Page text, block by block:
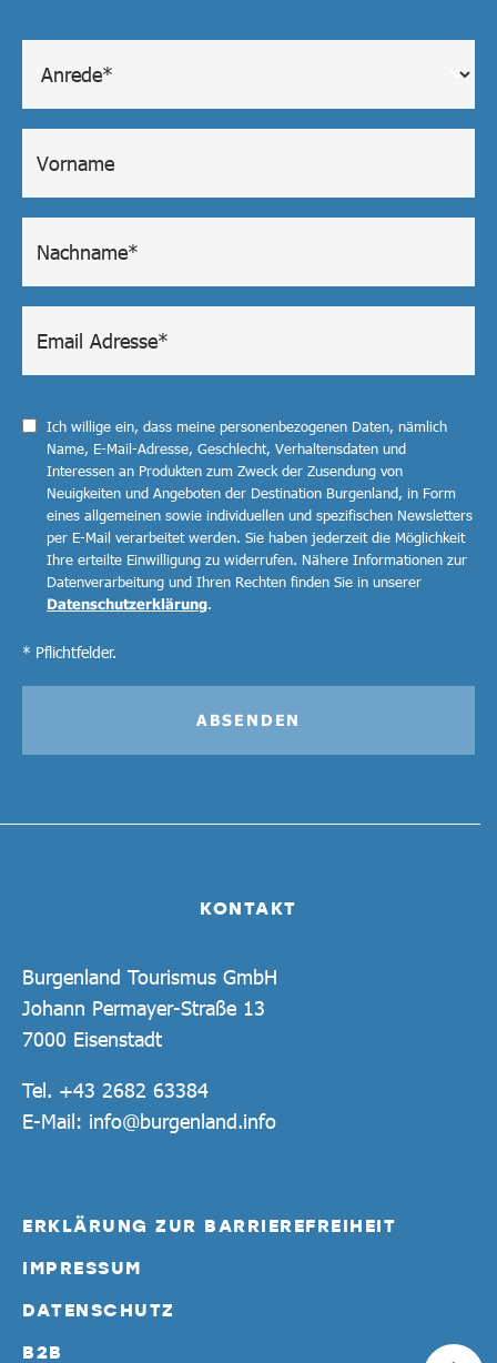
KONTAKT
Burgenland Tourismus GmbH
Johann Permayer-Straße 13
7000 Eisenstadt
Tel. +43 2682 63384
E-Mail: info@burgenland.info
ERKLÄRUNG ZUR BARRIEREFREIHEIT
IMPRESSUM
DATENSCHUTZ
B2B
Ich willige ein, dass meine personenbezogenen Daten, nämlich
Name, E-Mail-Adresse, Geschlecht, Verhaltensdaten und
Interessen an Produkten zum Zweck der Zusendung von
Neuigkeiten und Angeboten der Destination Burgenland, in Form
eines allgemeinen sowie individuellen und spezifischen Newsletters
per E-Mail verarbeitet werden. Sie haben jederzeit die Möglichkeit
Ihre erteilte Einwilligung zu widerrufen. Nähere Informationen zur
Datenverarbeitung und Ihren Rechten finden Sie in unserer
Datenschutzerklärung.
* Pflichtfelder.
ABSENDEN